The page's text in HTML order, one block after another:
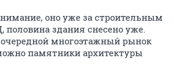
оно уже за строительным
половина здания снесено уже.
очередной многоэтажный рынок
памятники архитектуры